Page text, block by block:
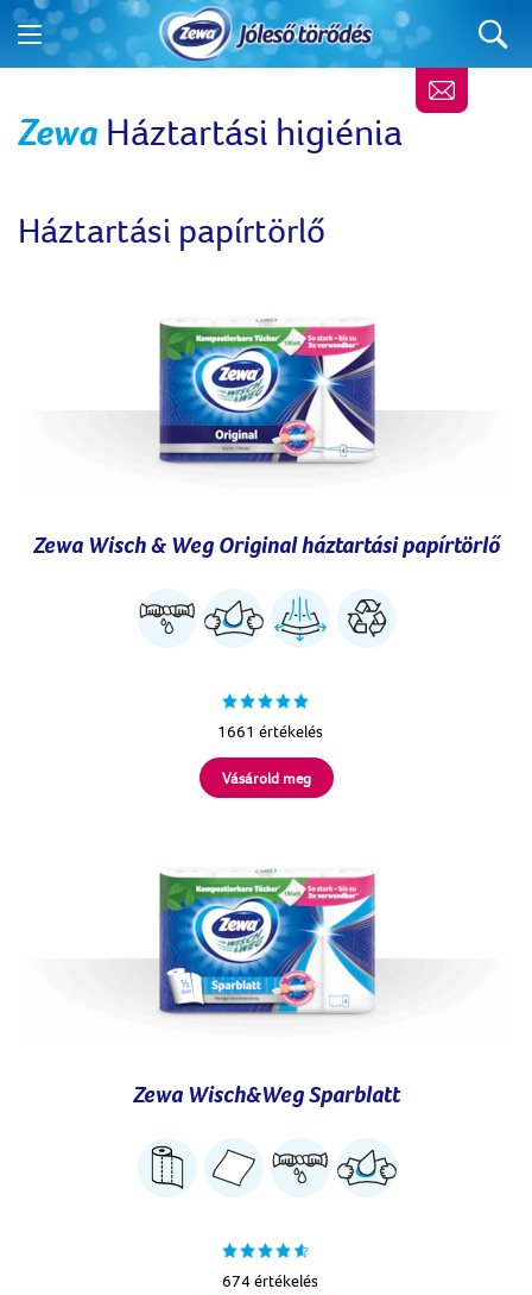
Zewa Háztartási higiénia
Háztartási papírtörlő
Zewa Wisch & Weg Original háztartási papírtörlő
1661 értékelés
Vásárold meg
Zewa Wisch&Weg Sparblatt
674 értékelés